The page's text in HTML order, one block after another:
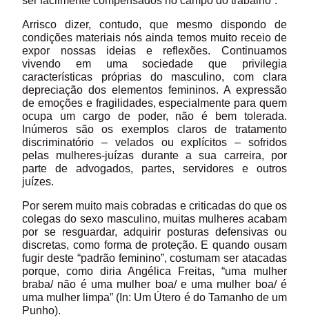
Arrisco dizer, contudo, que mesmo dispondo de
condições materiais nós ainda temos muito receio de
expor nossas ideias e reflexões. Continuamos
vivendo em uma sociedade que privilegia
características próprias do masculino, com clara
depreciação dos elementos femininos. A expressão
de emoções e fragilidades, especialmente para quem
ocupa um cargo de poder, não é bem tolerada.
Inúmeros são os exemplos claros de tratamento
discriminatório – velados ou explícitos – sofridos
pelas mulheres-juízas durante a sua carreira, por
parte de advogados, partes, servidores e outros
juízes.
Por serem muito mais cobradas e criticadas do que os
colegas do sexo masculino, muitas mulheres acabam
por se resguardar, adquirir posturas defensivas ou
discretas, como forma de proteção. E quando ousam
fugir deste “padrão feminino”, costumam ser atacadas
porque, como diria Angélica Freitas, “uma mulher
braba/ não é uma mulher boa/ e uma mulher boa/ é
uma mulher limpa” (In: Um Útero é do Tamanho de um
Punho).